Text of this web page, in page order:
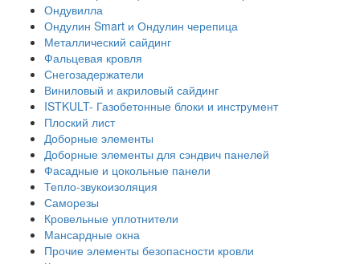
Ондувилла
Ондулин Smart и Ондулин черепица
Металлический сайдинг
Фальцевая кровля
Снегозадержатели
Виниловый и акриловый сайдинг
ISTKULT- Газобетонные блоки и инструмент
Плоский лист
Доборные элементы
Доборные элементы для сэндвич панелей
Фасадные и цокольные панели
Тепло-звукоизоляция
Саморезы
Кровельные уплотнители
Мансардные окна
Прочие элементы безопасности кровли